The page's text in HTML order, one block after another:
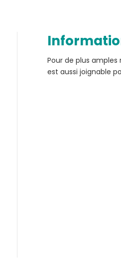
Pour de plus amples
est aussi joignable